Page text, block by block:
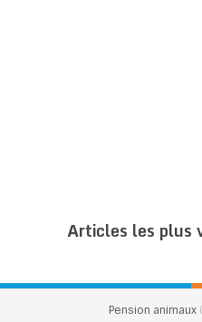
Articles les plus
Pension animaux